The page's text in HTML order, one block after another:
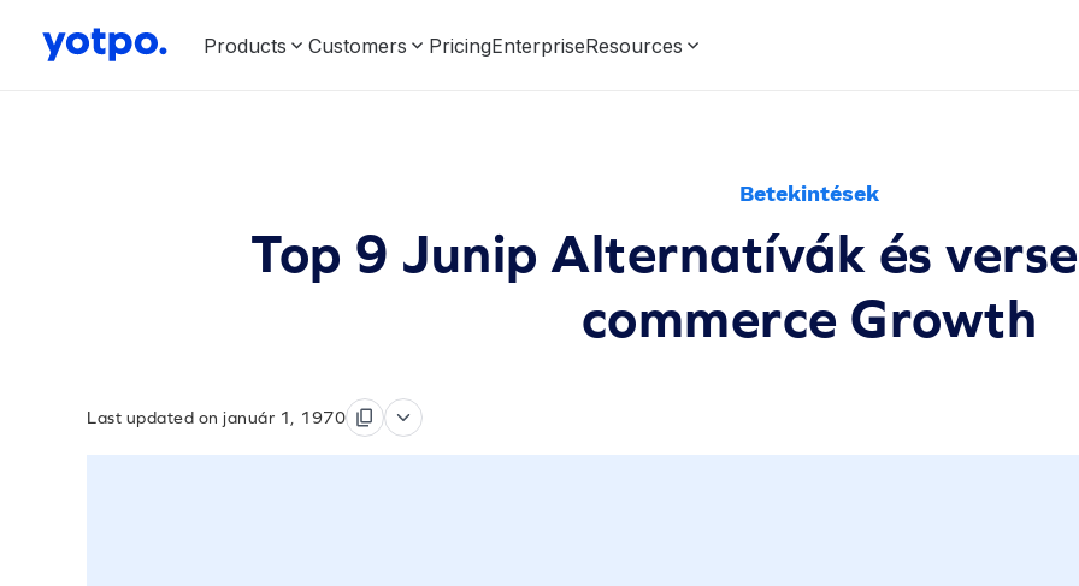
Products Customers PricingEnterpriseResources
Betekintések
Top 9 Junip Alternatívák és
commerce Growth
Last updated on január 1, 1970